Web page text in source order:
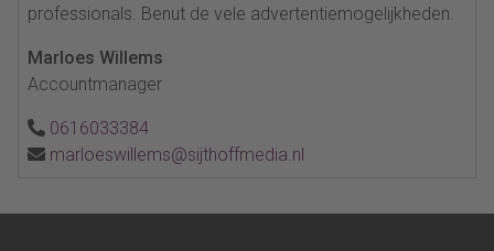
professionals. Benut de vele advertentiemogelijkheden.
Marloes Willems
Accountmanager
0616033384
marloeswillems@sijthoffmedia.nl